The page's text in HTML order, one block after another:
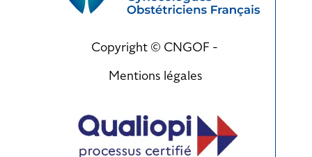
Copyright © CNGOF -
Mentions légales